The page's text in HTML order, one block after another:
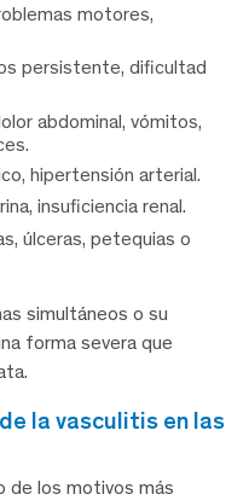
motores,
persistente, dificultad
abdominal, vómitos,
hipertensión arterial.
insuficiencia renal.
úlceras, petequias o
simultáneos o su
forma severa que
de los motivos más